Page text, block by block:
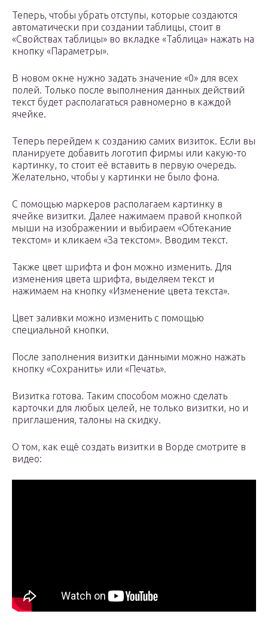
Теперь, чтобы убрать отступы, которые создаются
автоматически при создании таблицы, стоит в
«Свойствах таблицы» во вкладке «Таблица» нажать на
кнопку «Параметры».
В новом окне нужно задать значение «0» для всех
полей. Только после выполнения данных действий
текст будет располагаться равномерно в каждой
ячейке.
Теперь перейдем к созданию самих визиток. Если вы
планируете добавить логотип фирмы или какую-то
картинку, то стоит её вставить в первую очередь.
Желательно, чтобы у картинки не было фона.
С помощью маркеров располагаем картинку в
ячейке визитки. Далее нажимаем правой кнопкой
мыши на изображении и выбираем «Обтекание
текстом» и кликаем «За текстом». Вводим текст.
Также цвет шрифта и фон можно изменить. Для
изменения цвета шрифта, выделяем текст и
нажимаем на кнопку «Изменение цвета текста».
Цвет заливки можно изменить с помощью
специальной кнопки.
После заполнения визитки данными можно нажать
кнопку «Сохранить» или «Печать».
Визитка готова. Таким способом можно сделать
карточки для любых целей, не только визитки, но и
приглашения, талоны на скидку.
О том, как ещё создать визитки в Ворде смотрите в
видео: